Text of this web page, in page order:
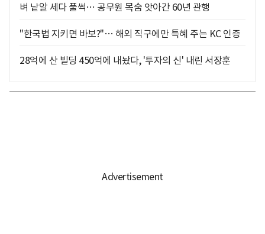
벼 낱알 세다 풀썩… 공무원 목숨 앗아간 60년 관행
"한국법 지키면 바보?"… 해외 직구에만 특혜 주는 KC 인증
28억에 산 빌딩 450억에 내놨다, '투자의 신' 내린 서장훈